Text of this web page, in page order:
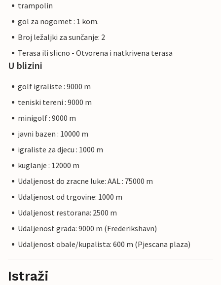
trampolin
gol za nogomet : 1 kom.
Broj ležaljki za sunčanje: 2
Terasa ili slicno - Otvorena i natkrivena terasa
U blizini
golf igraliste : 9000 m
teniski tereni : 9000 m
minigolf : 9000 m
javni bazen : 10000 m
igraliste za djecu : 1000 m
kuglanje : 12000 m
Udaljenost do zracne luke: AAL : 75000 m
Udaljenost od trgovine: 1000 m
Udaljenost restorana: 2500 m
Udaljenost grada: 9000 m (Frederikshavn)
Udaljenost obale/kupalista: 600 m (Pjescana plaza)
Istraži